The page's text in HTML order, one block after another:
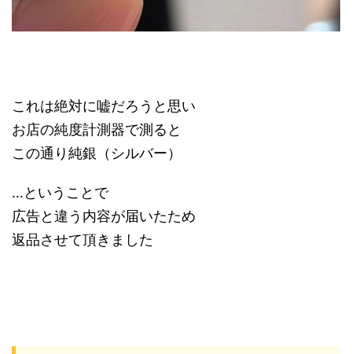
これは絶対に嘘だろうと思い
お店の純度計測器で測ると
この通り純銀（シルバー）
…ということで
広告と違う内容が届いたため
返品させて頂きました